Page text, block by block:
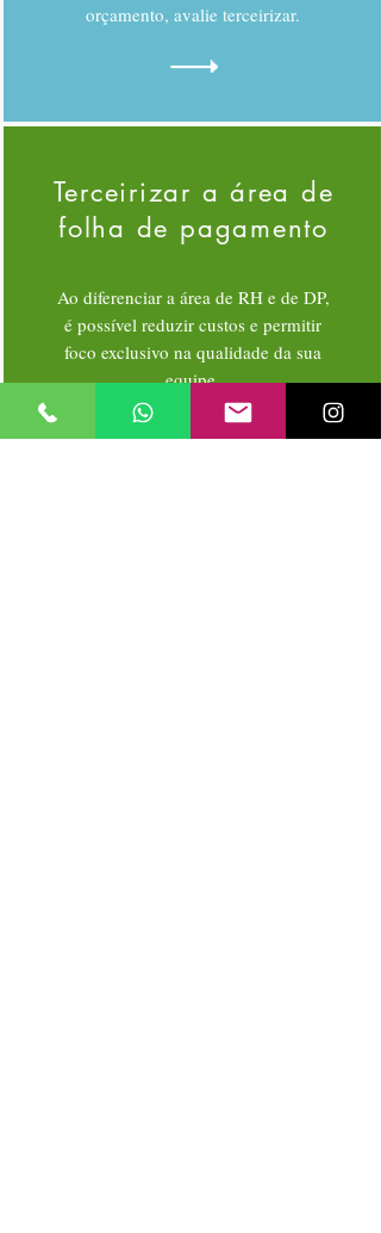
orçamento, avalie terceirizar.
Terceirizar a área de
folha de pagamento
Ao diferenciar a área de RH e de DP,
é possível reduzir custos e permitir
foco exclusivo na qualidade da sua
equipe.